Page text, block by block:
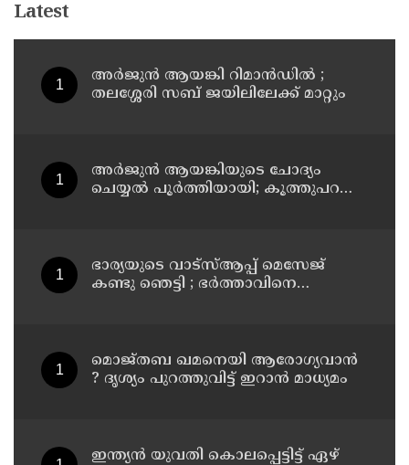
Latest
അര്‍ജുന്‍ ആയങ്കി റിമാന്‍ഡില്‍ ;
തലശ്ശേരി സബ് ജയിലിലേക്ക് മാറ്റും
അര്‍ജുന്‍ ആയങ്കിയുടെ ചോദ്യം
ചെയ്യല്‍ പൂര്‍ത്തിയായി; കൂത്തുപറമ്പ്
ഭാര്യയുടെ വാട്സ്ആപ്പ് മെസേജ്
കണ്ടു ഞെട്ടി ; ഭര്‍ത്താവിനെ
യുവതിയും സുഹൃത്തും ഒളിവില്‍
മൊജ്തബ ഖമനെയി ആരോഗ്യവാന്‍
? ദൃശ്യം പുറത്തുവിട്ട് ഇറാന്‍ മാധ്യമം
ഇന്ത്യന്‍ യുവതി കൊലപ്പെട്ടിട്ട് ഏഴ്